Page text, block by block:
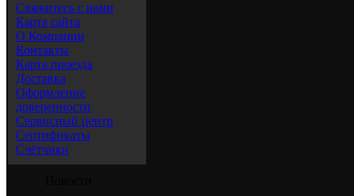
Свяжитесь с нами
Карта сайта
О Компании
Контакты
Карта проезда
Доставка
Оформление
доверенности
Сервисный центр
Сертификаты
Счётчики